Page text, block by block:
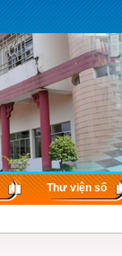
Thư viện số